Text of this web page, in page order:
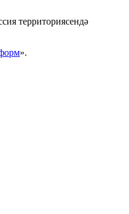
территориясендә
».